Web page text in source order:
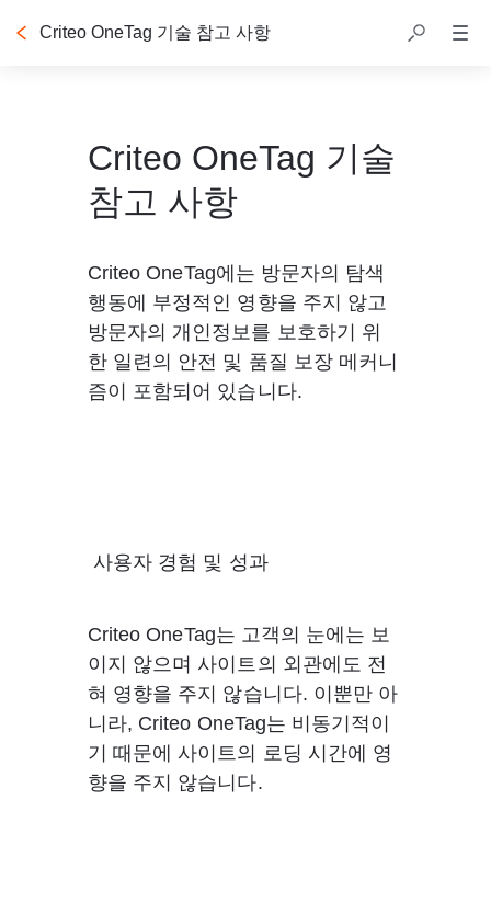
Criteo OneTag 기술 참고 사항
Criteo OneTag 기술
참고 사항
Criteo OneTag에는 방문자의 탐색
행동에 부정적인 영향을 주지 않고
방문자의 개인정보를 보호하기 위
한 일련의 안전 및 품질 보장 메커니
즘이 포함되어 있습니다.
Criteo OneTag는 고객의 눈에는 보
이지 않으며 사이트의 외관에도 전
혀 영향을 주지 않습니다. 이뿐만 아
니라, Criteo OneTag는 비동기적이
기 때문에 사이트의 로딩 시간에 영
향을 주지 않습니다.